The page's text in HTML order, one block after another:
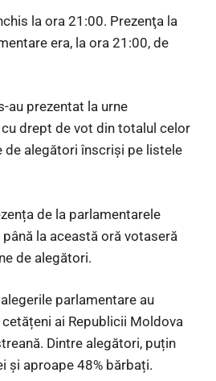
la ora 21:00. Prezenţa la
era, la ora 21:00, de
au prezentat la urne
drept de vot din totalul celor
de alegători înscrişi pe listele
de la parlamentarele
la această oră votaseră
de alegători.
parlamentare au
ai Republicii Moldova
Dintre alegători, puțin
și aproape 48% bărbați.